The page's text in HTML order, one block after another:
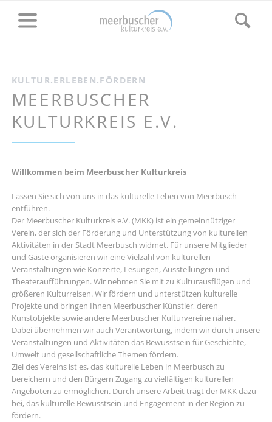
KULTUR.ERLEBEN.FÖRDERN
MEERBUSCHER
KULTURKREIS E.V.
Willkommen beim Meerbuscher Kulturkreis
Lassen Sie sich von uns in das kulturelle Leben von Meerbusch
entführen.
Der Meerbuscher Kulturkreis e.V. (MKK) ist ein gemeinnütziger
Verein, der sich der Förderung und Unterstützung von kulturellen
Aktivitäten in der Stadt Meerbusch widmet. Für unsere Mitglieder
und Gäste organisieren wir eine Vielzahl von kulturellen
Veranstaltungen wie Konzerte, Lesungen, Ausstellungen und
Theateraufführungen. Wir nehmen Sie mit zu Kulturausflügen und
größeren Kulturreisen. Wir fördern und unterstützen kulturelle
Projekte und bringen Ihnen Meerbuscher Künstler, deren
Kunstobjekte sowie andere Meerbuscher Kulturvereine näher.
Dabei übernehmen wir auch Verantwortung, indem wir durch unsere
Veranstaltungen und Aktivitäten das Bewusstsein für Geschichte,
Umwelt und gesellschaftliche Themen fördern.
Ziel des Vereins ist es, das kulturelle Leben in Meerbusch zu
bereichern und den Bürgern Zugang zu vielfältigen kulturellen
Angeboten zu ermöglichen. Durch unsere Arbeit trägt der MKK dazu
bei, das kulturelle Bewusstsein und Engagement in der Region zu
fördern.